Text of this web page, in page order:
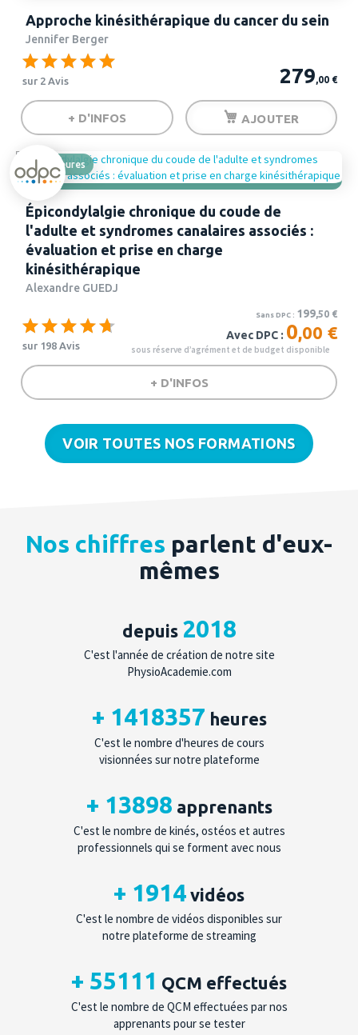
Approche kinésithérapique du cancer du sein
Jennifer Berger
sur 2 Avis 279,00 €
+ D'INFOS AJOUTER
7 heures
Épicondylalgie chronique du coude de
l'adulte et syndromes canalaires associés :
évaluation et prise en charge
kinésithérapique
Alexandre GUEDJ
sur 198 Avis
Sans DPC : 199,50 €
Avec DPC : 0,00 €
+ D'INFOS
VOIR TOUTES NOS FORMATIONS
Nos chiffres parlent d'eux-
mêmes
depuis 2018
C'est l'année de création de notre site
PhysioAcademie.com
+ 1418357 heures
C'est le nombre d'heures de cours
visionnées sur notre plateforme
+ 13898 apprenants
C'est le nombre de kinés, ostéos et autres
professionnels qui se forment avec nous
+ 1914 vidéos
C'est le nombre de vidéos disponibles sur
notre plateforme de streaming
+ 55111 QCM effectués
C'est le nombre de QCM effectuées par nos
apprenants pour se tester